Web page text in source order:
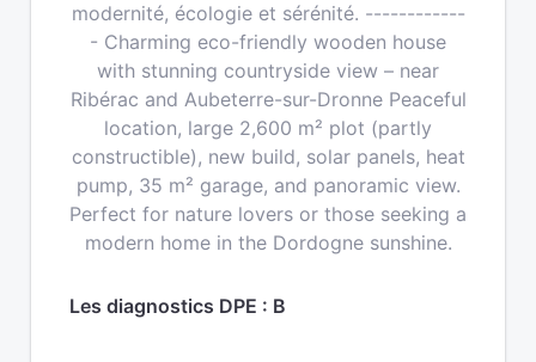
modernité, écologie et sérénité. ------------
- Charming eco-friendly wooden house
with stunning countryside view – near
Ribérac and Aubeterre-sur-Dronne Peaceful
location, large 2,600 m² plot (partly
constructible), new build, solar panels, heat
pump, 35 m² garage, and panoramic view.
Perfect for nature lovers or those seeking a
modern home in the Dordogne sunshine.
Les diagnostics DPE : B